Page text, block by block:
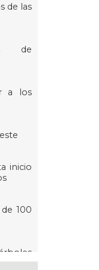
de las
de
a los
inicio
100